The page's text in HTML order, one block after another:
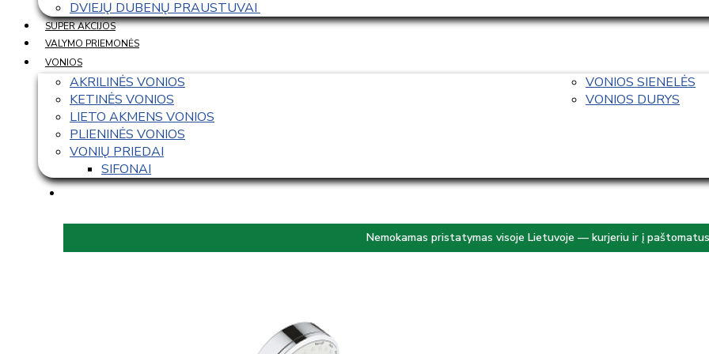
DVIEJŲ DUBENŲ PRAUSTUVAI
SUPER AKCIJOS
VALYMO PRIEMONĖS
VONIOS
AKRILINĖS VONIOS
KETINĖS VONIOS
LIETO AKMENS VONIOS
PLIENINĖS VONIOS
VONIŲ PRIEDAI
SIFONAI
VONIOS SIENELĖS
VONIOS DURYS
Nemokamas pristatymas visoje Lietuvoje — kurjeriu ir į paštomatus